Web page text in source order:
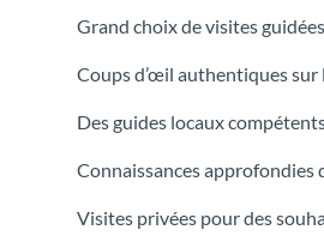
Grand choix de visites
Coups d’œil authentiques
Des guides locaux
Connaissances approfondies
Visites privées pour des